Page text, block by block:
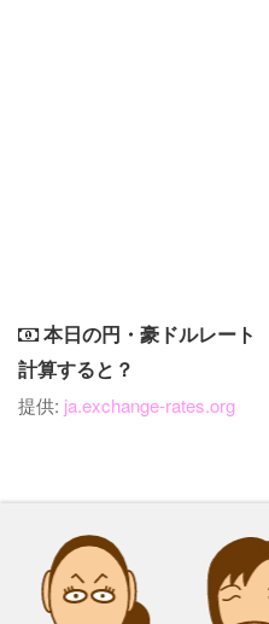
本日の円・豪ドルレート
計算すると？
提供: ja.exchange-rates.org